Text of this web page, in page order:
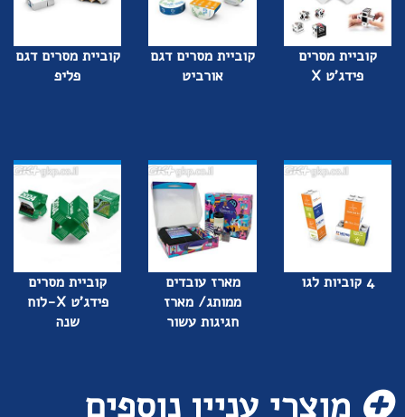
קוביית מסרים
פידג'ט X
קוביית מסרים דגם
אורביט
קוביית מסרים דגם
פליפ
4 קוביות לגו
מארז עובדים
ממותג/ מארז
חגיגות עשור
קוביית מסרים
פידג'ט X-לוח
שנה
מוצרי עניין נוספים